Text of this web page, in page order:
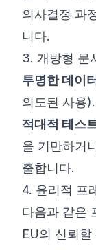
의사결정 과
니다.
3. 개방형 문
투명한 데이
의도된 사용).
적대적 테스
을 기만하거
출합니다.
4. 윤리적 프
다음과 같은
EU의 신뢰